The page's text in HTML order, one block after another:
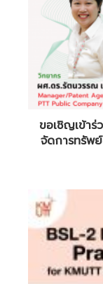
ขอเชิญเข้า
จัดการทรัพ